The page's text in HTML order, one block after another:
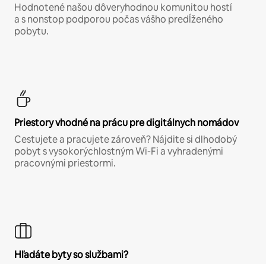
Hodnotené našou dôveryhodnou komunitou hostí
a s nonstop podporou počas vášho predĺženého
pobytu.
Priestory vhodné na prácu pre digitálnych nomádov
Cestujete a pracujete zároveň? Nájdite si dlhodobý
pobyt s vysokorýchlostným Wi-Fi a vyhradenými
pracovnými priestormi.
Hľadáte byty so službami?